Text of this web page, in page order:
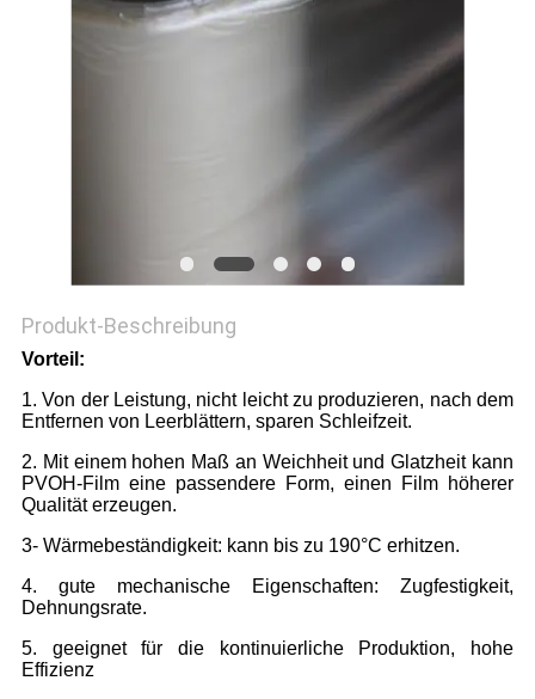
Produkt-Beschreibung
Vorteil:
1. Von der Leistung, nicht leicht zu produzieren, nach dem
Entfernen von Leerblättern, sparen Schleifzeit.
2. Mit einem hohen Maß an Weichheit und Glatzheit kann
PVOH-Film eine passendere Form, einen Film höherer
Qualität erzeugen.
3- Wärmebeständigkeit: kann bis zu 190°C erhitzen.
4. gute mechanische Eigenschaften: Zugfestigkeit,
Dehnungsrate.
5. geeignet für die kontinuierliche Produktion, hohe
Effizienz